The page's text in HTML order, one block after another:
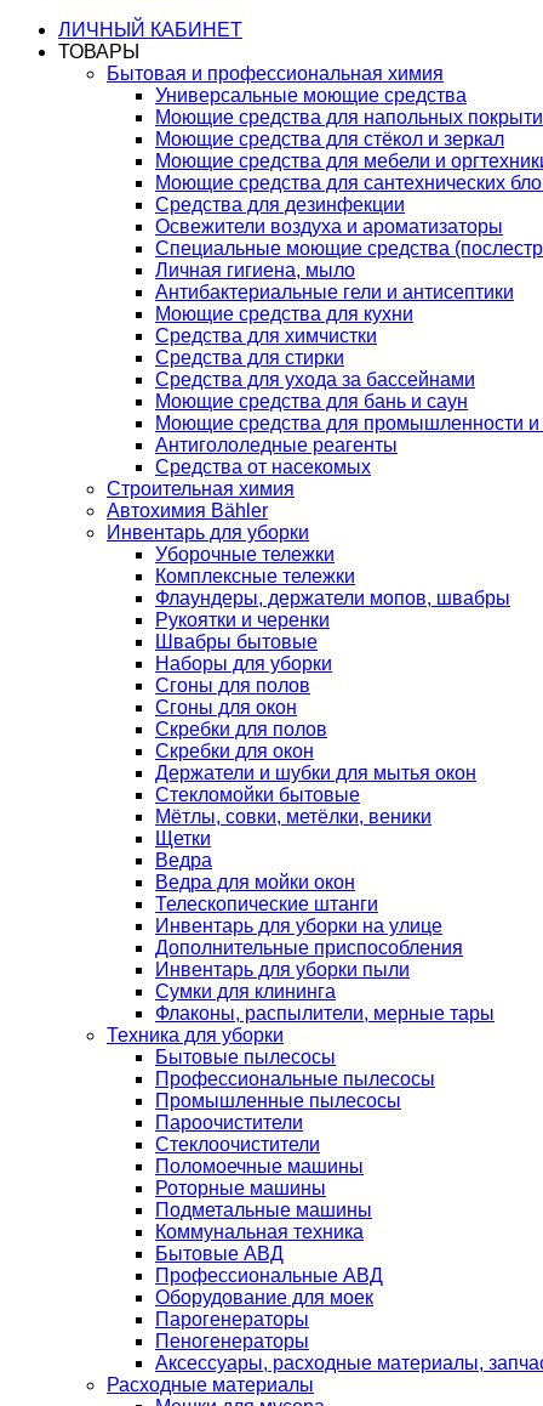
ЛИЧНЫЙ КАБИНЕТ
ТОВАРЫ
Бытовая и профессиональная химия
Универсальные моющие средства
Моющие средства для напольных
Моющие средства для стёкол и зеркал
Моющие средства для мебели и
Моющие средства для сантехнических
Средства для дезинфекции
Освежители воздуха и ароматизаторы
Специальные моющие средства
Личная гигиена, мыло
Антибактериальные гели и антисептики
Моющие средства для кухни
Средства для химчистки
Средства для стирки
Средства для ухода за бассейнами
Моющие средства для бань и саун
Моющие средства для промышленности и
Антигололедные реагенты
Средства от насекомых
Строительная химия
Автохимия Bähler
Инвентарь для уборки
Уборочные тележки
Комплексные тележки
Флаундеры, держатели мопов, швабры
Рукоятки и черенки
Швабры бытовые
Наборы для уборки
Сгоны для полов
Сгоны для окон
Скребки для полов
Скребки для окон
Держатели и шубки для мытья окон
Стекломойки бытовые
Мётлы, совки, метёлки, веники
Щетки
Ведра
Ведра для мойки окон
Телескопические штанги
Инвентарь для уборки на улице
Дополнительные приспособления
Инвентарь для уборки пыли
Сумки для клининга
Флаконы, распылители, мерные тары
Техника для уборки
Бытовые пылесосы
Профессиональные пылесосы
Промышленные пылесосы
Пароочистители
Стеклоочистители
Поломоечные машины
Роторные машины
Подметальные машины
Коммунальная техника
Бытовые АВД
Профессиональные АВД
Оборудование для моек
Парогенераторы
Пеногенераторы
Аксессуары, расходные материалы,
Расходные материалы